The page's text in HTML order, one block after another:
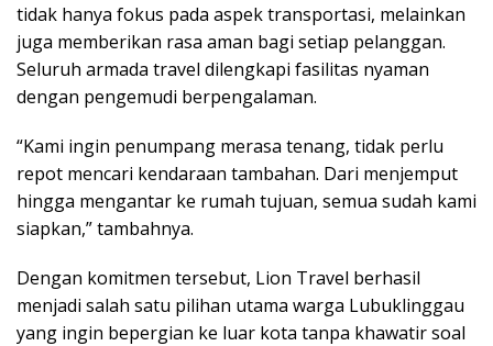
tidak hanya fokus pada aspek transportasi, melainkan
juga memberikan rasa aman bagi setiap pelanggan.
Seluruh armada travel dilengkapi fasilitas nyaman
dengan pengemudi berpengalaman.
“Kami ingin penumpang merasa tenang, tidak perlu
repot mencari kendaraan tambahan. Dari menjemput
hingga mengantar ke rumah tujuan, semua sudah kami
siapkan,” tambahnya.
Dengan komitmen tersebut, Lion Travel berhasil
menjadi salah satu pilihan utama warga Lubuklinggau
yang ingin bepergian ke luar kota tanpa khawatir soal